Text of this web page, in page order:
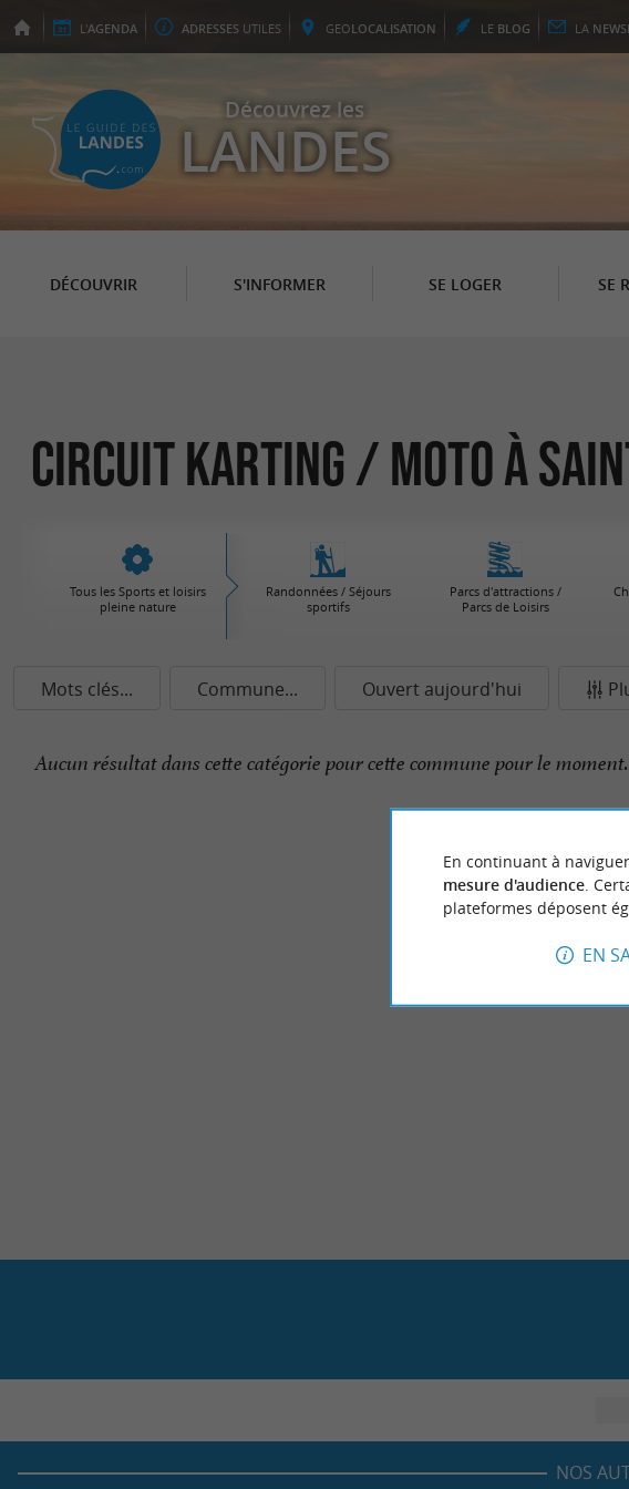
L'AGENDA ADRESSES UTILES GEOLOCALISATION LE BLOG LA
Découvrez les
LANDES
DÉCOUVRIR S'INFORMER SE LOGER SE
Circuit Karting / Moto à
Tous les Sports et loisirs
pleine nature
Randonnées / Séjours
sportifs
Parcs d'attractions /
Parcs de Loisirs
Mots clés... Commune... Ouvert aujourd'hui
Aucun résultat dans cette catégorie pour cette commune pour le
NOS
En continuant à
mesure d'audience.
plateformes déposent
EN